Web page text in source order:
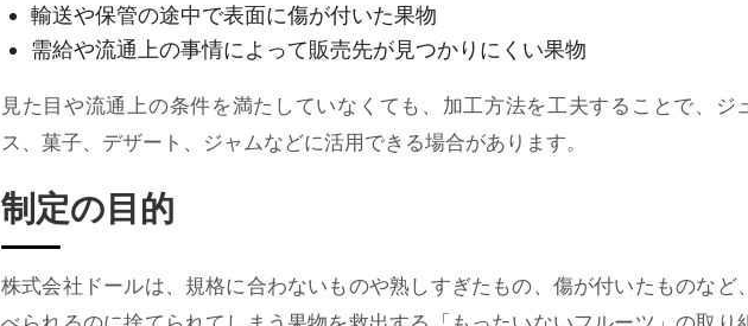
輸送や保管の途中で表面に傷が付いた果物
需給や流通上の事情によって販売先が見つかりにくい果物
見た目や流通上の条件を満たしていなくても、加工方法を工夫することで、ジ
ス、菓子、デザート、ジャムなどに活用できる場合があります。
制定の目的
株式会社ドールは、規格に合わないものや熟しすぎたもの、傷が付いたものなど